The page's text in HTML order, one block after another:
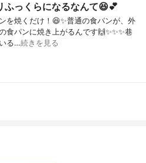
ふっくらになるなんて😆💕
を焼くだけ！😆✨普通の食パンが、外
食パンに焼き上がるんです🙌✨✨✨巷
る…続きを見る